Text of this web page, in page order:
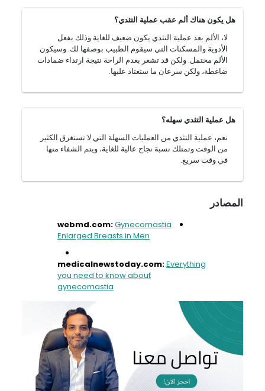
هل يكون هناك ألم عقب عملية التثدي؟
لا، الألم بعد عملية التثدي يكون ضعيف للغاية وذلك بفعل
الأدوية والمسكنات التي سيقوم الطبيب بوصفها لك. وسيكون
الألم محتمل. ولكن قد تشعر بعدم الراحة نتيجة ارتداء ضمادات
ضاغطة، ولكن سرعان ما ستعتاد عليها.
هل عملية التثدي سهله؟
نعم، عملية التثدي من العمليات السهلة التي لا تستغرق الكثير
من الوقت وتمتلك نسبة نجاح عالية للغاية، ويتم الشفاء منها
في وقت سريع.
المصادر
webmd.com:Gynecomastia
Enlarged Breasts in Men
medicalnewstoday.com:Everything
you need to know about
gynecomastia